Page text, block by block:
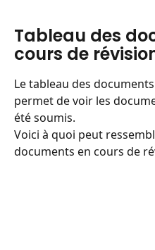
Tableau des
cours de
Le tableau des
permet de voir les
été soumis.
Voici à quoi peut
documents en cours de